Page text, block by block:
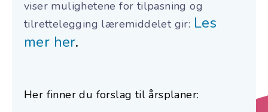
viser mulighetene for tilpasning og
tilrettelegging læremiddelet gir: Les
mer her.
Her finner du forslag til årsplaner: